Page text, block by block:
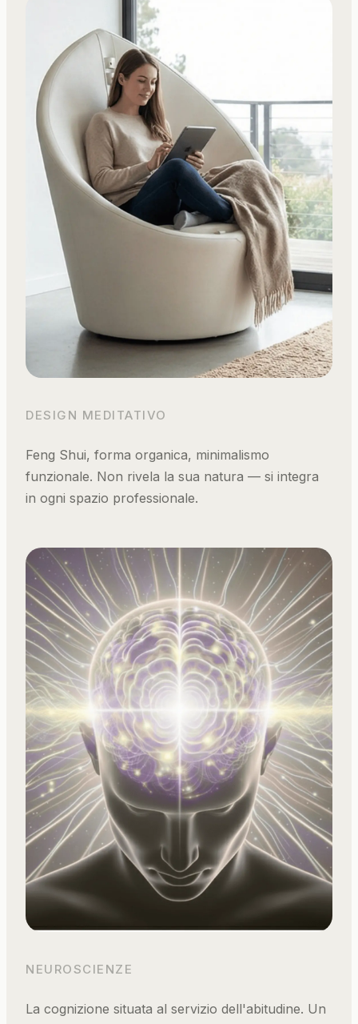
DESIGN MEDITATIVO
Feng Shui, forma organica, minimalismo
funzionale. Non rivela la sua natura — si integra
in ogni spazio professionale.
NEUROSCIENZE
La cognizione situata al servizio dell'abitudine. Un